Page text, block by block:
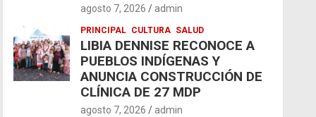
agosto 7, 2026 admin
PRINCIPAL CULTURA SALUD
LIBIA DENNISE RECONOCE A
PUEBLOS INDÍGENAS Y
ANUNCIA CONSTRUCCIÓN DE
CLÍNICA DE 27 MDP
agosto 7, 2026 admin